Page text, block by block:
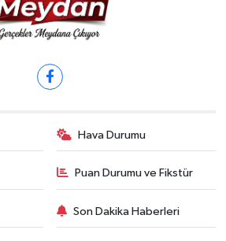
Hava Durumu
Puan Durumu ve Fikstür
Son Dakika Haberleri